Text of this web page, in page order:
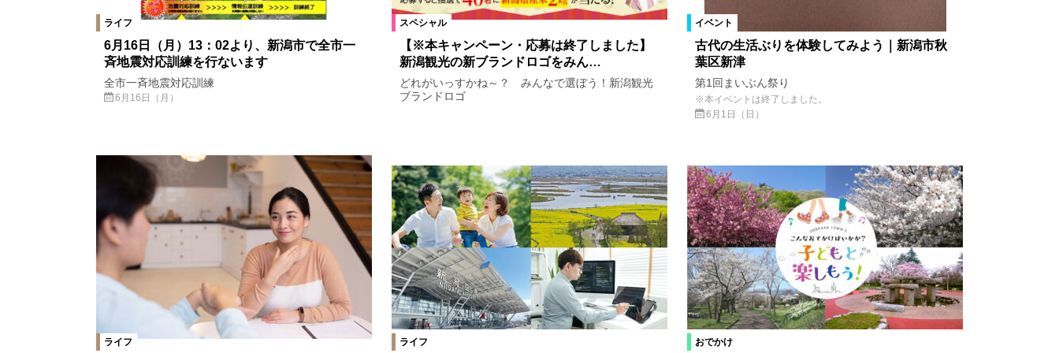
ライフ
6月16日（月）13：02より、新潟市で全市一
斉地震対応訓練を行ないます
全市一斉地震対応訓練
6月16日（月）
スペシャル
【※本キャンペーン・応募は終了しました】
新潟観光の新ブランドロゴをみん…
どれがいっすかね～？ みんなで選ぼう！新潟観光
ブランドロゴ
イベント
古代の生活ぶりを体験してみよう｜新潟市秋
葉区新津
第1回まいぶん祭り
※本イベントは終了しました。
6月1日（日）
ライフ ライフ おでかけ